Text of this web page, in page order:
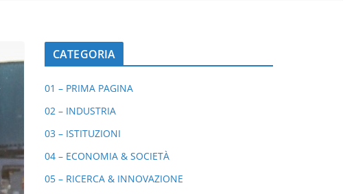
CATEGORIA
01 – PRIMA PAGINA
02 – INDUSTRIA
03 – ISTITUZIONI
04 – ECONOMIA & SOCIETÀ
05 – RICERCA & INNOVAZIONE